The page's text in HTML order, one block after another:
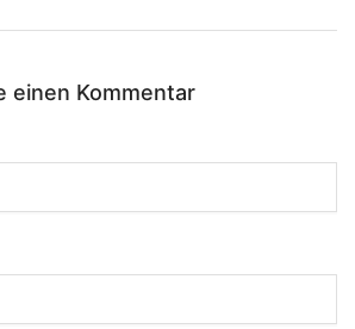
einen Kommentar